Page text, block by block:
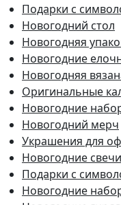
Подарки с
Новогодний стол
Новогодняя
Новогодние
Новогодняя
Оригинальные
Новогодние
Новогодний мерч
Украшения для
Новогодние
Подарки с
Новогодние